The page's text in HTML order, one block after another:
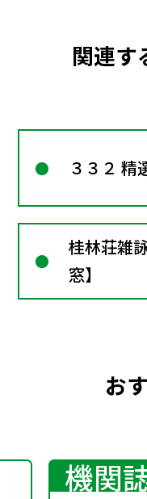
関連す
３３２ 精
桂林荘雑
窓】
お
機関